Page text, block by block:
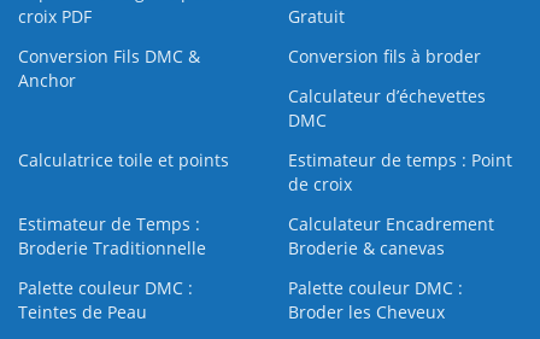
croix PDF
Gratuit
Conversion Fils DMC &
Anchor
Conversion fils à broder
Calculateur d’échevettes
DMC
Calculatrice toile et points
Estimateur de temps : Point
de croix
Estimateur de Temps :
Broderie Traditionnelle
Calculateur Encadrement
Broderie & canevas
Palette couleur DMC :
Teintes de Peau
Palette couleur DMC :
Broder les Cheveux